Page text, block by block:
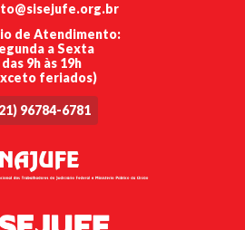
de Atendimento:
a Sexta
das 9h às 19h
feriados)
96784-6781